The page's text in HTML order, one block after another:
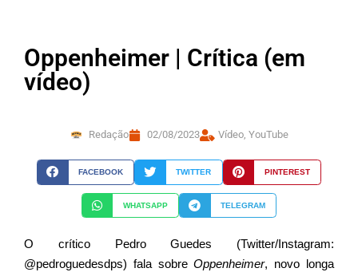
Oppenheimer | Crítica (em
vídeo)
Redação 02/08/2023 Vídeo, YouTube
FACEBOOK TWITTER PINTEREST
WHATSAPP TELEGRAM
O crítico Pedro Guedes (Twitter/Instagram:
@pedroguedesdps) fala sobreOppenheimer, novo longa